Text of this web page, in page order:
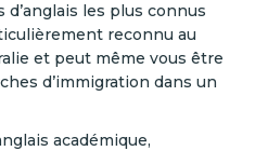
d’anglais les plus connus
reconnu au
et peut même vous être
d’immigration dans un
académique,